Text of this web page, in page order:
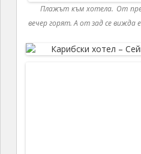
Плажът към хотела. От
вечер горят. А от зад се